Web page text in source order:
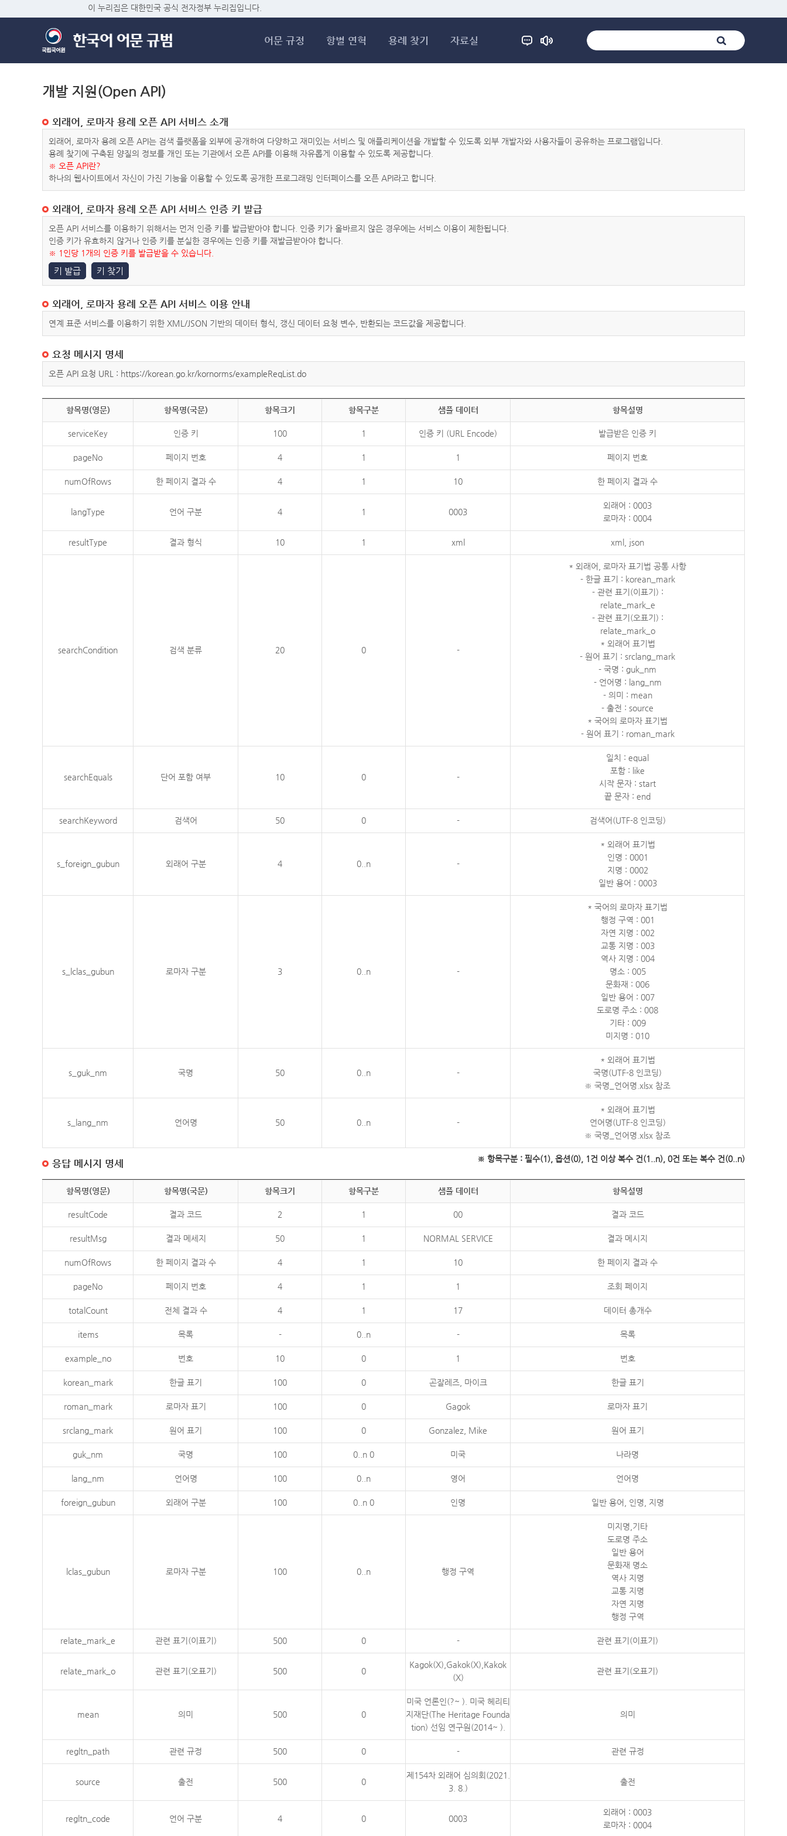
이 누리집은 대한민국 공식 전자정부 누리집입니다.
어문 규정 항별 연혁 용례 찾기 자료실
개발 지원(Open API)
외래어, 로마자 용례 오픈 API 서비스 소개
외래어, 로마자 용례 오픈 API는 검색 플랫폼을 외부에 공개하여 다양하고 재미있는 서비스 및 애플리케이션을 개발할 수 있도록 외부 개발자와 사용자들이 공유하는 프로그램입니다.
용례 찾기에 구축된 양질의 정보를 개인 또는 기관에서 오픈 API를 이용해 자유롭게 이용할 수 있도록 제공합니다.
※ 오픈 API란?
하나의 웹사이트에서 자신이 가진 기능을 이용할 수 있도록 공개한 프로그래밍 인터페이스를 오픈 API라고 합니다.
외래어, 로마자 용례 오픈 API 서비스 인증 키 발급
오픈 API 서비스를 이용하기 위해서는 먼저 인증 키를 발급받아야 합니다. 인증 키가 올바르지 않은 경우에는 서비스 이용이 제한됩니다.
인증 키가 유효하지 않거나 인증 키를 분실한 경우에는 인증 키를 재발급받아야 합니다.
※ 1인당 1개의 인증 키를 발급받을 수 있습니다.
키 발급 키 찾기
외래어, 로마자 용례 오픈 API 서비스 이용 안내
연계 표준 서비스를 이용하기 위한 XML/JSON 기반의 데이터 형식, 갱신 데이터 요청 변수, 반환되는 코드값을 제공합니다.
요청 메시지 명세
오픈 API 요청 URL : https://korean.go.kr/kornorms/exampleReqList.do
항목명(영문) 항목명(국문) 항목크기 항목구분 샘플 데이터 항목설명
serviceKey 인증 키 100 1 인증 키 (URL Encode) 발급받은 인증 키
pageNo 페이지 번호 4 1 1 페이지 번호
numOfRows 한 페이지 결과 수 4 1 10 한 페이지 결과 수
langType 언어 구분 4 1 0003
외래어 : 0003
로마자 : 0004
resultType 결과 형식 10 1 xml xml, json
searchCondition 검색 분류 20 0 -
* 외래어, 로마자 표기법 공통 사항
- 한글 표기 : korean_mark
- 관련 표기(이표기) :
relate_mark_e
- 관련 표기(오표기) :
relate_mark_o
* 외래어 표기법
- 원어 표기 : srclang_mark
- 국명 : guk_nm
- 언어명 : lang_nm
- 의미 : mean
- 출전 : source
* 국어의 로마자 표기법
- 원어 표기 : roman_mark
searchEquals 단어 포함 여부 10 0 -
일치 : equal
포함 : like
시작 문자 : start
끝 문자 : end
searchKeyword 검색어 50 0 - 검색어(UTF-8 인코딩)
s_foreign_gubun 외래어 구분 4 0..n -
* 외래어 표기법
인명 : 0001
지명 : 0002
일반 용어 : 0003
s_lclas_gubun 로마자 구분 3 0..n -
* 국어의 로마자 표기법
행정 구역 : 001
자연 지명 : 002
교통 지명 : 003
역사 지명 : 004
명소 : 005
문화재 : 006
일반 용어 : 007
도로명 주소 : 008
기타 : 009
미지명 : 010
s_guk_nm 국명 50 0..n -
* 외래어 표기법
국명(UTF-8 인코딩)
※ 국명_언어명.xlsx 참조
s_lang_nm 언어명 50 0..n -
* 외래어 표기법
언어명(UTF-8 인코딩)
※ 국명_언어명.xlsx 참조
※ 항목구분 : 필수(1), 옵션(0), 1건 이상 복수 건(1..n), 0건 또는 복수 건(0..n)
응답 메시지 명세
항목명(영문) 항목명(국문) 항목크기 항목구분 샘플 데이터 항목설명
resultCode 결과 코드 2 1 00 결과 코드
resultMsg 결과 메세지 50 1 NORMAL SERVICE 결과 메시지
numOfRows 한 페이지 결과 수 4 1 10 한 페이지 결과 수
pageNo 페이지 번호 4 1 1 조회 페이지
totalCount 전체 결과 수 4 1 17 데이터 총개수
items 목록 - 0..n - 목록
example_no 번호 10 0 1 번호
korean_mark 한글 표기 100 0 곤잘레즈, 마이크 한글 표기
roman_mark 로마자 표기 100 0 Gagok 로마자 표기
srclang_mark 원어 표기 100 0 Gonzalez, Mike 원어 표기
guk_nm 국명 100 0..n 0 미국 나라명
lang_nm 언어명 100 0..n 영어 언어명
foreign_gubun 외래어 구분 100 0..n 0 인명 일반 용어, 인명, 지명
lclas_gubun 로마자 구분 100 0..n 행정 구역
미지명,기타
도로명 주소
일반 용어
문화재 명소
역사 지명
교통 지명
자연 지명
행정 구역
relate_mark_e 관련 표기(이표기) 500 0 - 관련 표기(이표기)
relate_mark_o 관련 표기(오표기) 500 0
Kagok(X),Gakok(X),Kakok
(X)
관련 표기(오표기)
mean 의미 500 0
미국 언론인(?~ ). 미국 헤리티
지재단(The Heritage Founda
tion) 선임 연구원(2014~ ).
의미
regltn_path 관련 규정 500 0 - 관련 규정
source 출전 500 0
제154차 외래어 심의회(2021.
3. 8.)
출전
regltn_code 언어 구분 4 0 0003
외래어 : 0003
로마자 : 0004